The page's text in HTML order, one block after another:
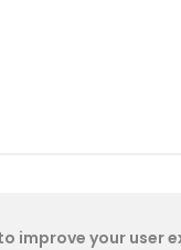
improve your user